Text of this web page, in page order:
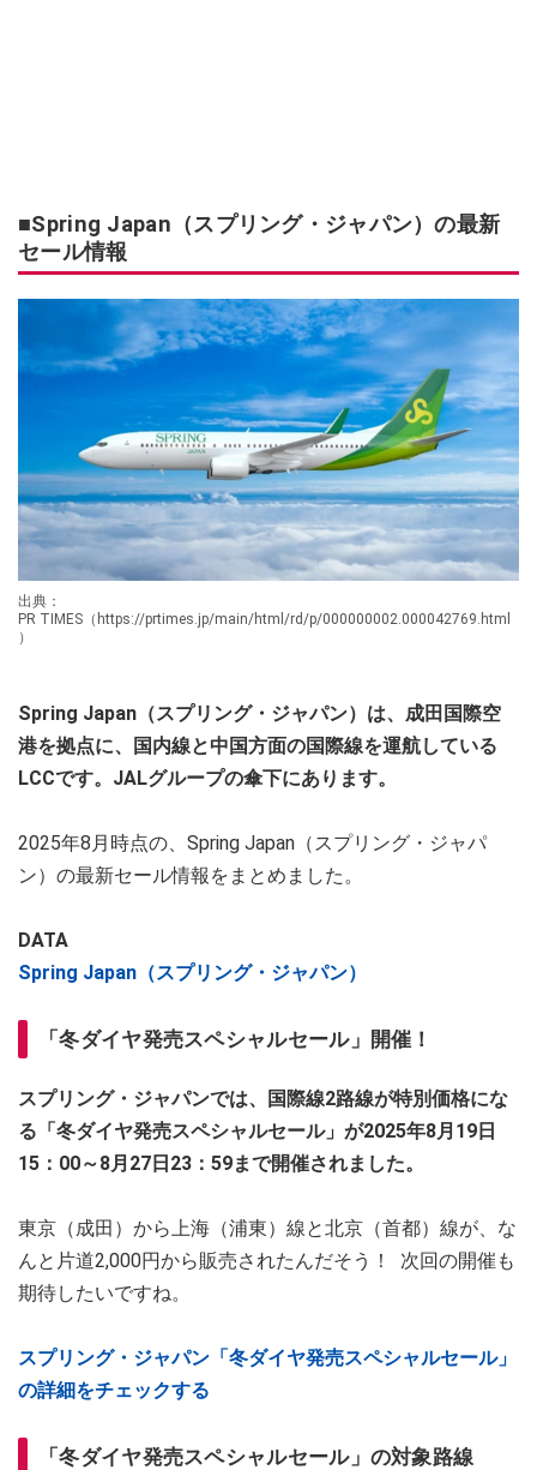
■Spring Japan（スプリング・ジャパン）の最新
セール情報
出典：
PR TIMES（https://prtimes.jp/main/html/rd/p/000000002.000042769.html
）
Spring Japan（スプリング・ジャパン）は、成田国際空
港を拠点に、国内線と中国方面の国際線を運航している
LCCです。JALグループの傘下にあります。
2025年8月時点の、Spring Japan（スプリング・ジャパ
ン）の最新セール情報をまとめました。
DATA
Spring Japan（スプリング・ジャパン）
「冬ダイヤ発売スペシャルセール」開催！
スプリング・ジャパンでは、国際線2路線が特別価格にな
る「冬ダイヤ発売スペシャルセール」が2025年8月19日
15：00～8月27日23：59まで開催されました。
東京（成田）から上海（浦東）線と北京（首都）線が、な
んと片道2,000円から販売されたんだそう！ 次回の開催も
期待したいですね。
スプリング・ジャパン「冬ダイヤ発売スペシャルセール」
の詳細をチェックする
「冬ダイヤ発売スペシャルセール」の対象路線